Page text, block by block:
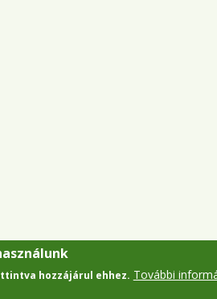
hozzájárul ehhez. További